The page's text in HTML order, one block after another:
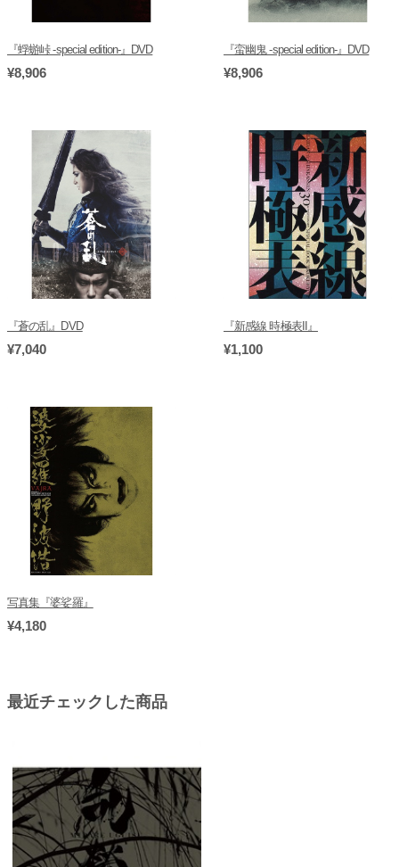
『蜉蝣峠 -special edition-』DVD
¥8,906
『蛮幽鬼 -special edition-』DVD
¥8,906
『蒼の乱』DVD
¥7,040
『新感線 時極表II』
¥1,100
写真集『婆娑羅』
¥4,180
最近チェックした商品